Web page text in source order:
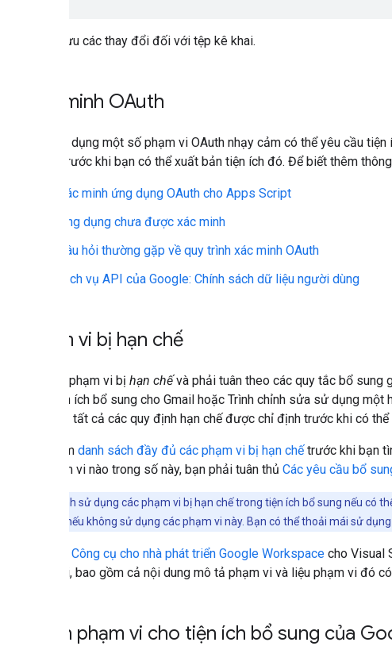
Lưu các thay đổi đối với tệp kê khai.
Xác minh OAuth
Việc sử dụng một số phạm vi OAuth nhạy cảm có thể yêu cầu
trước khi bạn có thể xuất bản tiện ích đó. Để biết thêm
Xác minh ứng dụng OAuth cho Apps Script
Ứng dụng chưa được xác minh
Câu hỏi thường gặp về quy trình xác minh OAuth
Dịch vụ API của Google: Chính sách dữ liệu người dùng
Phạm vi bị hạn chế
Một số phạm vi bị hạn chếvà phải tuân theo các quy tắc bổ sung
một tiện ích bổ sung cho Gmail hoặc Trình chỉnh sửa sử dụng
tuân thủ tất cả các quy định hạn chế được chỉ định trước khi có thể
Hãy xem danh sách đầy đủ các phạm vi bị hạn chếtrước khi bạn
kỳ phạm vi nào trong số này, bạn phải tuân thủ Các yêu cầu bổ
Tránh sử dụng các phạm vi bị hạn chế trong tiện ích bổ sung nếu có
công khai hơn nếu không sử dụng các phạm vi này. Bạn có thể thoải mái sử
Tiện ích Công cụ cho nhà phát triển Google Workspace cho Visual
phạm vi, bao gồm cả nội dung mô tả phạm vi và liệu phạm vi đó
Chọn phạm vi cho tiện ích bổ sung của